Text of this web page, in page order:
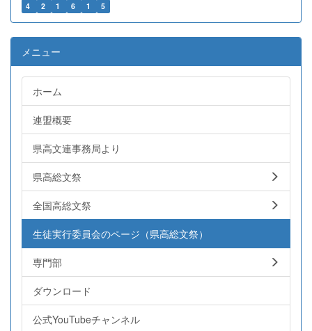
4 2 1 6 1 5
メニュー
ホーム
連盟概要
県高文連事務局より
県高総文祭
全国高総文祭
生徒実行委員会のページ（県高総文祭）
専門部
ダウンロード
公式YouTubeチャンネル